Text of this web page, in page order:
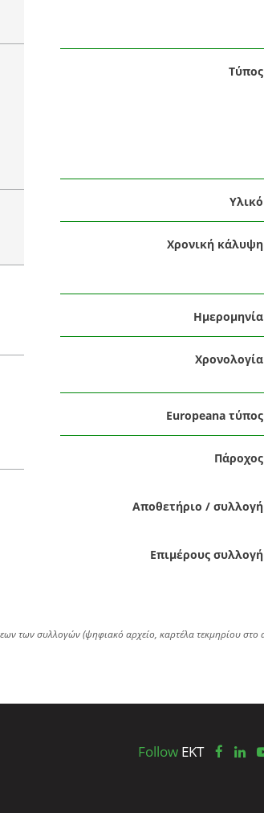
Τύπος
Υλικό
Χρονική κάλυψη
Ημερομηνία
Χρονολογία
Europeana τύπος
Πάροχος
Αποθετήριο / συλλογή
Επιμέρους συλλογή
των συλλογών (ψηφιακό αρχείο, καρτέλα τεκμηρίου στο
FollowEKT